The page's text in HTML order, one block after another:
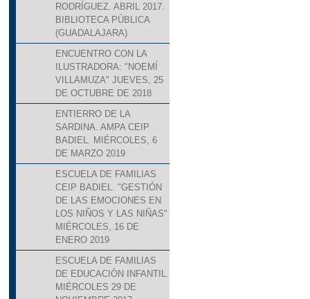
RODRÍGUEZ. ABRIL 2017.
BIBLIOTECA PÚBLICA
(GUADALAJARA)
ENCUENTRO CON LA
ILUSTRADORA: "NOEMÍ
VILLAMUZA" JUEVES, 25
DE OCTUBRE DE 2018
ENTIERRO DE LA
SARDINA. AMPA CEIP
BADIEL. MIÉRCOLES, 6
DE MARZO 2019
ESCUELA DE FAMILIAS
CEIP BADIEL. "GESTIÓN
DE LAS EMOCIONES EN
LOS NIÑOS Y LAS NIÑAS"
MIÉRCOLES, 16 DE
ENERO 2019
ESCUELA DE FAMILIAS
DE EDUCACIÓN INFANTIL.
MIÉRCOLES 29 DE